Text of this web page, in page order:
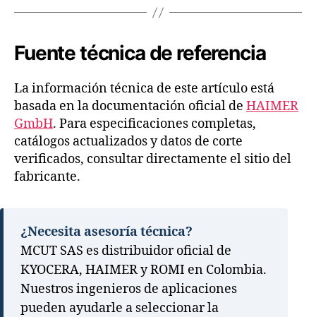
Fuente técnica de referencia
La información técnica de este artículo está
basada en la documentación oficial de HAIMER
GmbH. Para especificaciones completas,
catálogos actualizados y datos de corte
verificados, consultar directamente el sitio del
fabricante.
¿Necesita asesoría técnica?
MCUT SAS es distribuidor oficial de
KYOCERA, HAIMER y ROMI en Colombia.
Nuestros ingenieros de aplicaciones
pueden ayudarle a seleccionar la